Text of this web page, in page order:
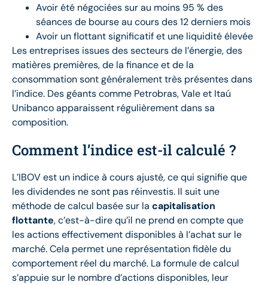
Avoir été négociées sur au moins 95 % des
séances de bourse au cours des 12 derniers mois
Avoir un flottant significatif et une liquidité élevée
Les entreprises issues des secteurs de l’énergie, des
matières premières, de la finance et de la
consommation sont généralement très présentes dans
l’indice. Des géants comme Petrobras, Vale et Itaú
Unibanco apparaissent régulièrement dans sa
composition.
Comment l’indice est-il calculé ?
L’IBOV est un indice à cours ajusté, ce qui signifie que
les dividendes ne sont pas réinvestis. Il suit une
méthode de calcul basée sur la capitalisation
flottante, c’est-à-dire qu’il ne prend en compte que
les actions effectivement disponibles à l’achat sur le
marché. Cela permet une représentation fidèle du
comportement réel du marché. La formule de calcul
s’appuie sur le nombre d’actions disponibles, leur